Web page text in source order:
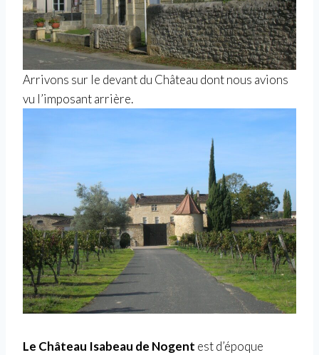
Arrivons sur le devant du Château dont nous avions
vu l’imposant arrière.
Le Château Isabeau de Nogent est d’époque